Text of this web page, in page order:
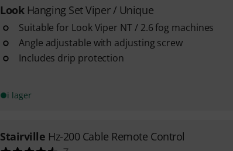
Look Hanging Set Viper / Unique
Suitable for Look Viper NT / 2.6 fog machines
Angle adjustable with adjusting screw
Includes drip protection
i lager
Stairville Hz-200 Cable Remote Control